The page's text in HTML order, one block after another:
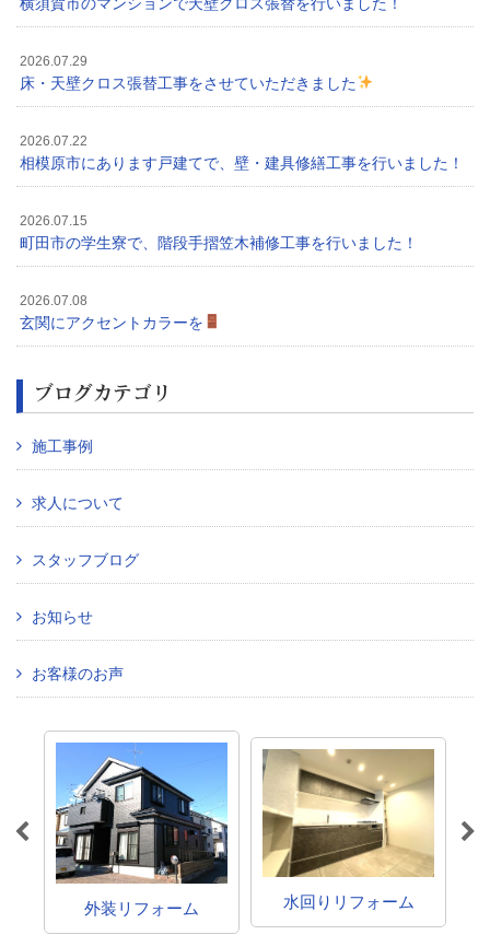
2026.07.29
床・天壁クロス張替工事をさせていただきました
2026.07.22
相模原市にあります戸建てで、壁・建具修繕工事を行いました！
2026.07.15
町田市の学生寮で、階段手摺笠木補修工事を行いました！
2026.07.08
玄関にアクセントカラーを
ブログカテゴリ
施工事例
求人について
スタッフブログ
お知らせ
お客様のお声
外装リフォーム 水回りリフォーム